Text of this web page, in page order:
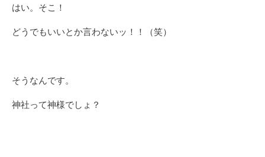
はい。そこ！
どうでもいいとか言わないッ！！（笑）
そうなんです。
神社って神様でしょ？